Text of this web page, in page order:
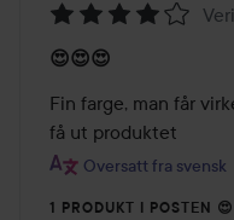
4
av
5
😍😍😍
Fin farge, man får
få ut produktet
Oversatt fra svensk
1 PRODUKT I POSTEN